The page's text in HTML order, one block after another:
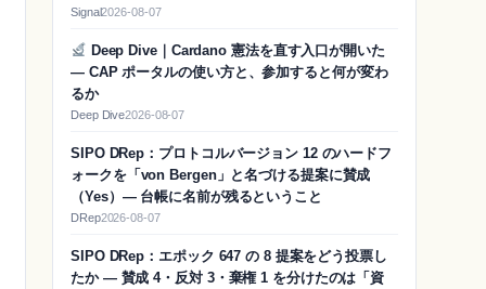
Signal2026-08-07
Deep Dive｜Cardano 憲法を直す入口が開いた
— CAP ポータルの使い方と、参加すると何が変わ
るか
Deep Dive2026-08-07
SIPO DRep：プロトコルバージョン 12 のハードフ
ォークを「von Bergen」と名づける提案に賛成
（Yes）― 台帳に名前が残るということ
DRep2026-08-07
SIPO DRep：エポック 647 の 8 提案をどう投票し
たか ― 賛成 4・反対 3・棄権 1 を分けたのは「資